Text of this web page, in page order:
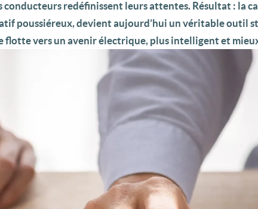
conducteurs redéfinissent leurs attentes. Résultat : la
poussiéreux, devient aujourd’hui un véritable outil
flotte vers un avenir électrique, plus intelligent et